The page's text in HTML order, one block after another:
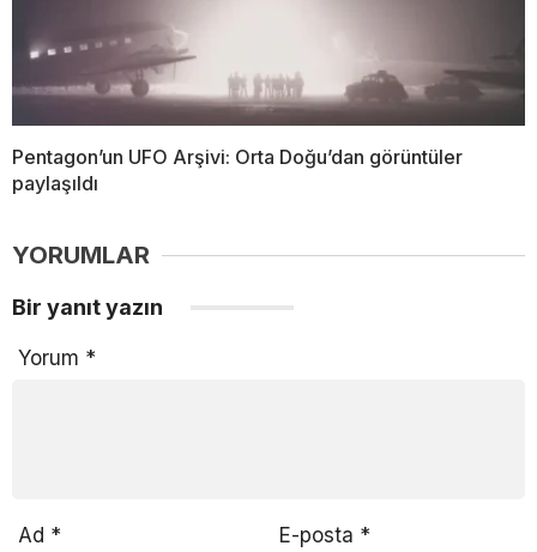
Pentagon’un UFO Arşivi: Orta Doğu’dan görüntüler
paylaşıldı
YORUMLAR
Bir yanıt yazın
Yorum *
Ad * E-posta *